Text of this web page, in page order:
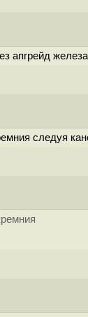
апгрейд
следуя